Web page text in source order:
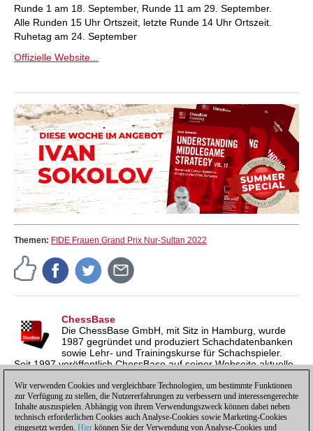
Runde 1 am 18. September, Runde 11 am 29. September.
Alle Runden 15 Uhr Ortszeit, letzte Runde 14 Uhr Ortszeit.
Ruhetag am 24. September
Offizielle Website...
Themen: FIDE Frauen Grand Prix Nur-Sultan 2022
ChessBase
Die ChessBase GmbH, mit Sitz in Hamburg, wurde
1987 gegründet und produziert Schachdatenbanken
sowie Lehr- und Trainingskurse für Schachspieler.
Seit 1997 veröffentlich ChessBase auf seiner Webseite aktuelle
inzwischen in vier Sprachen und gilt weltweit als wichtigste
Schachnachrichtenseite.
Wir verwenden Cookies und vergleichbare Technologien, um bestimmte Funktionen
zur Verfügung zu stellen, die Nutzererfahrungen zu verbessern und interessengerechte
Inhalte auszuspielen. Abhängig von ihrem Verwendungszweck können dabei neben
technisch erforderlichen Cookies auch Analyse-Cookies sowie Marketing-Cookies
eingesetzt werden. Hier können Sie der Verwendung von Analyse-Cookies und